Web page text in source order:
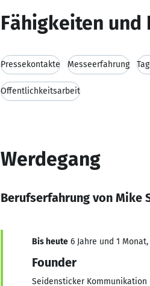
Fähigkeiten und
Pressekontakte Messeerfahrung
Öffentlichkeitsarbeit
Werdegang
Berufserfahrung von Mike
Bis heute 6 Jahre und 1
Founder
Seidensticker